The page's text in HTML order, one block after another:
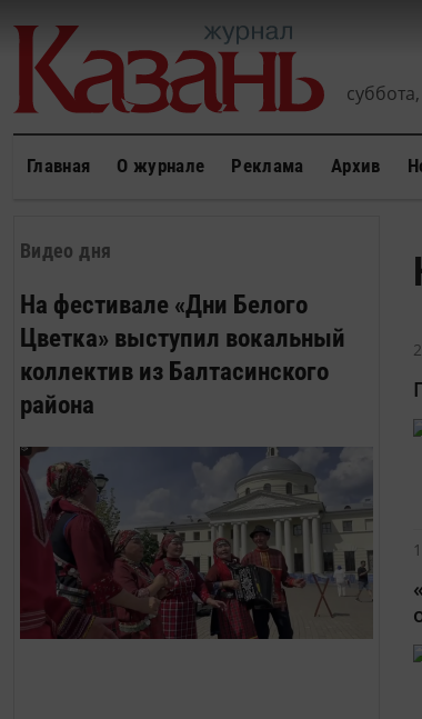
Главная О журнале Реклама Архив
Видео дня
На фестивале «Дни Белого
Цветка» выступил вокальный
коллектив из Балтасинского
района